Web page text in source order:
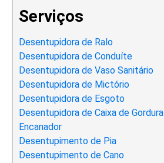
Serviços
Desentupidora de Ralo
Desentupidora de Conduíte
Desentupidora de Vaso Sanitário
Desentupidora de Mictório
Desentupidora de Esgoto
Desentupidora de Caixa de Gordura
Encanador
Desentupimento de Pia
Desentupimento de Cano